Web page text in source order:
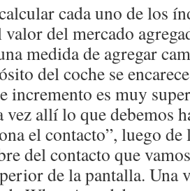
cada uno de los
valor del mercado
medida de agregar
del coche se
incremento es muy
vez allí lo que debemos
el contacto”, luego
del contacto que
de la pantalla. Una